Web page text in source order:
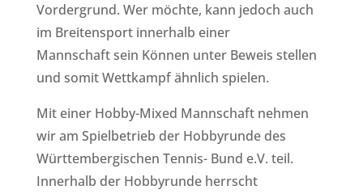
Vordergrund. Wer möchte, kann jedoch auch
im Breitensport innerhalb einer
Mannschaft sein Können unter Beweis stellen
und somit Wettkampf ähnlich spielen.
Mit einer Hobby-Mixed Mannschaft nehmen
wir am Spielbetrieb der Hobbyrunde des
Württembergischen Tennis- Bund e.V. teil.
Innerhalb der Hobbyrunde herrscht